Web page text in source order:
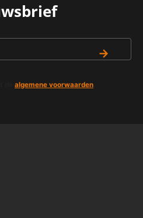
→
algemene voorwaarden